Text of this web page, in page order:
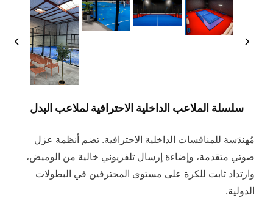
سلسلة الملاعب الداخلية الاحترافية لملاعب البدل
مُهندَسة للمنافسات الداخلية الاحترافية. تضم أنظمة عزل
صوتي متقدمة، وإضاءة إرسال تلفزيوني خالية من الوميض،
وارتداد ثابت للكرة على مستوى المحترفين في البطولات
الدولية.